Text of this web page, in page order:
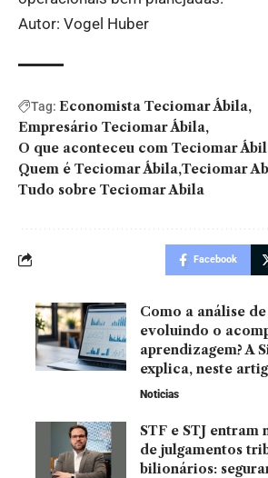
Autor: Vogel Huber
Tag: Economista Teciomar Ábila
Empresário Teciomar Ábila
O que aconteceu com Teciomar
Quem é Teciomar Ábila Teciomar
Tudo sobre Teciomar Abila
Facebook
Como a análise
evoluindo o
aprendizagem? A
explica, neste
Noticias
STF e STJ entram
de julgamentos
bilionários: